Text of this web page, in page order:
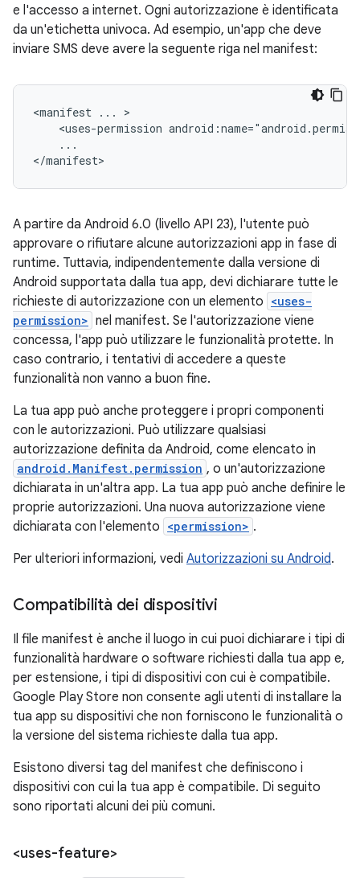
e l'accesso a internet. Ogni autorizzazione è identificata
da un'etichetta univoca. Ad esempio, un'app che deve
inviare SMS deve avere la seguente riga nel manifest:
<manifest ...
<uses-permission
...
</manifest>
A partire da Android 6.0 (livello API 23), l'utente può
approvare o rifiutare alcune autorizzazioni app in fase di
runtime. Tuttavia, indipendentemente dalla versione di
Android supportata dalla tua app, devi dichiarare tutte le
richieste di autorizzazione con un elemento <uses-
permission> nel manifest. Se l'autorizzazione viene
concessa, l'app può utilizzare le funzionalità protette. In
caso contrario, i tentativi di accedere a queste
funzionalità non vanno a buon fine.
La tua app può anche proteggere i propri componenti
con le autorizzazioni. Può utilizzare qualsiasi
autorizzazione definita da Android, come elencato in
android.Manifest.permission , o un'autorizzazione
dichiarata in un'altra app. La tua app può anche definire le
proprie autorizzazioni. Una nuova autorizzazione viene
dichiarata con l'elemento <permission> .
Per ulteriori informazioni, vedi Autorizzazioni su Android.
Compatibilità dei dispositivi
Il file manifest è anche il luogo in cui puoi dichiarare i tipi di
funzionalità hardware o software richiesti dalla tua app e,
per estensione, i tipi di dispositivi con cui è compatibile.
Google Play Store non consente agli utenti di installare la
tua app su dispositivi che non forniscono le funzionalità o
la versione del sistema richieste dalla tua app.
Esistono diversi tag del manifest che definiscono i
dispositivi con cui la tua app è compatibile. Di seguito
sono riportati alcuni dei più comuni.
<uses-feature>